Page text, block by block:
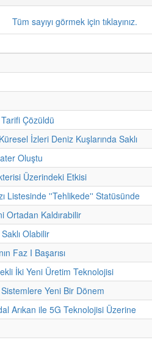
Tüm sayıyı görmek için tıklayınız.
Çözüldü
İzleri Deniz Kuşlarında Saklı
Oluştu
Üzerindeki Etkisi
Listesinde ''Tehlikede'' Statüsünde
Ortadan Kaldırabilir
Olabilir
Faz I Başarısı
İki Yeni Üretim Teknolojisi
Yeni Bir Dönem
Arıkan ile 5G Teknolojisi Üzerine